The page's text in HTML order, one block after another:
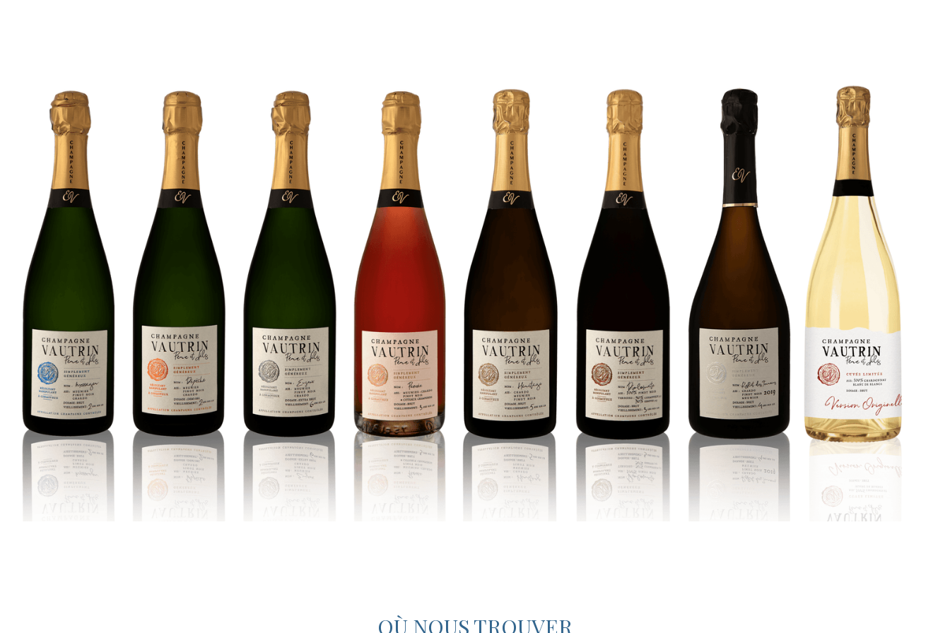
OÙ NOUS TROUVER